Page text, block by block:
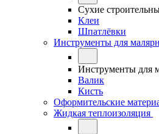
Сухие
Клеи
Шпатлёвки
Инструменты для
Инструменты для
Валик
Кисть
Оформительские
Жидкая теплоизоляция